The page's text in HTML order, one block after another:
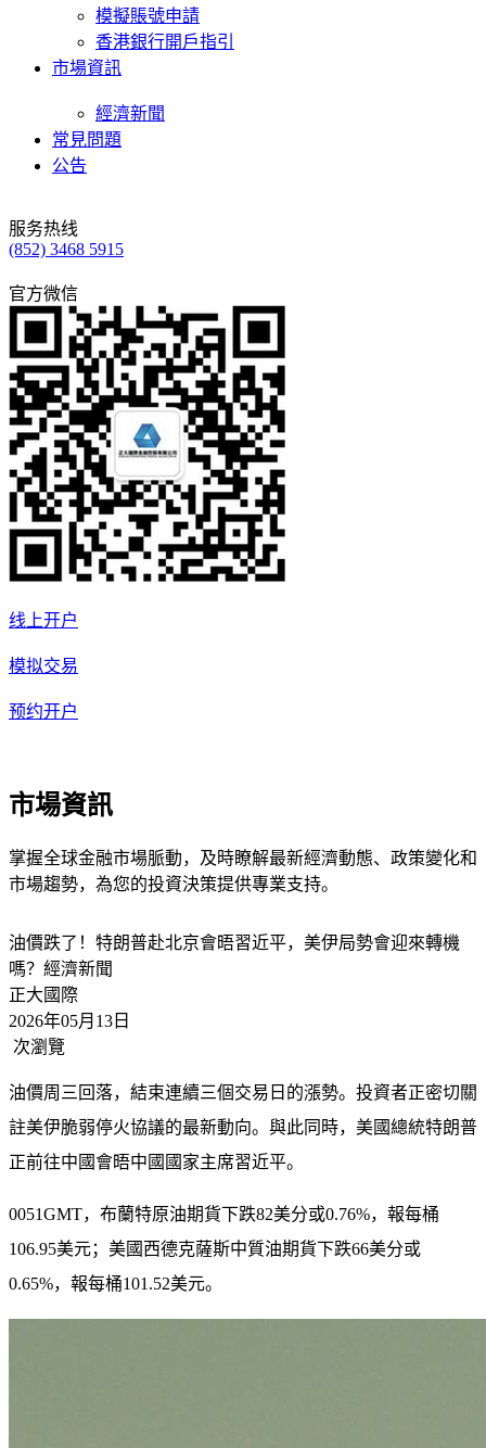
模擬賬號申請
香港銀行開戶指引
市場資訊
經濟新聞
常見問題
公告
服务热线
(852) 3468 5915
官方微信
线上开户
模拟交易
预约开户
市場資訊
掌握全球金融市場脈動，及時瞭解最新經濟動態、政策變化和
市場趨勢，為您的投資決策提供專業支持。
油價跌了！特朗普赴北京會晤習近平，美伊局勢會迎來轉機
嗎？ 經濟新聞
正大國際
2026年05月13日
次瀏覽
油價周三回落，結束連續三個交易日的漲勢。投資者正密切關
註美伊脆弱停火協議的最新動向。與此同時，美國總統特朗普
正前往中國會晤中國國家主席習近平。
0051GMT，布蘭特原油期貨下跌82美分或0.76%，報每桶
106.95美元；美國西德克薩斯中質油期貨下跌66美分或
0.65%，報每桶101.52美元。